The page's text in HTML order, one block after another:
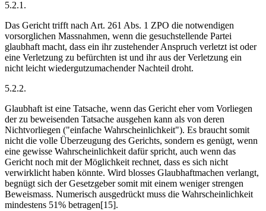
5.2.1.
Das Gericht trifft nach Art. 261 Abs. 1 ZPO die notwendigen
vorsorglichen Massnahmen, wenn die gesuchstellende Partei
glaubhaft macht, dass ein ihr zustehender Anspruch verletzt ist oder
eine Verletzung zu befürchten ist und ihr aus der Verletzung ein
nicht leicht wiedergutzumachender Nachteil droht.
5.2.2.
Glaubhaft ist eine Tatsache, wenn das Gericht eher vom Vorliegen
der zu beweisenden Tatsache ausgehen kann als von deren
Nichtvorliegen ("einfache Wahrscheinlichkeit"). Es braucht somit
nicht die volle Überzeugung des Gerichts, sondern es genügt, wenn
eine gewisse Wahrscheinlichkeit dafür spricht, auch wenn das
Gericht noch mit der Möglichkeit rechnet, dass es sich nicht
verwirklicht haben könnte. Wird blosses Glaubhaftmachen verlangt,
begnügt sich der Gesetzgeber somit mit einem weniger strengen
Beweismass. Numerisch ausgedrückt muss die Wahrscheinlichkeit
mindestens 51% betragen[15].